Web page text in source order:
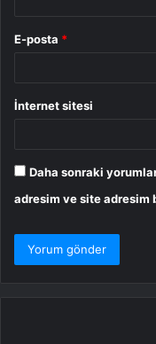
E-posta *
İnternet sitesi
Daha sonraki
adresim ve site adresim